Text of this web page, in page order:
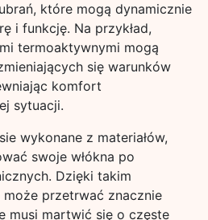
które mogą dynamicznie
i funkcję. Na przykład,
termoaktywnymi mogą
się warunków
komfort
sytuacji.
wykonane z materiałów,
swoje włókna po
Dzięki takim
może przetrwać znacznie
musi martwić się o częste